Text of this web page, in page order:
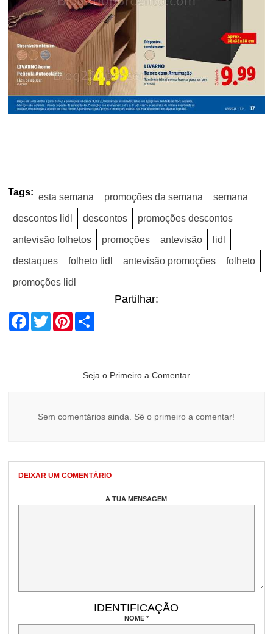
Tags: esta semana promoções da semana semana
descontos lidl descontos promoções descontos
antevisão folhetos promoções antevisão lidl
destaques folheto lidl antevisão promoções folheto
promoções lidl
Partilhar:
Facebook
TwitterPinterest
Seja o Primeiro a Comentar
Sem comentários ainda. Sê o primeiro a comentar!
DEIXAR UM COMENTÁRIO
A TUA MENSAGEM
IDENTIFICAÇÃO
NOME *